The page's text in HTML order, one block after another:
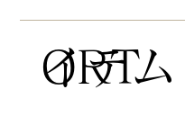
ORT
イテム